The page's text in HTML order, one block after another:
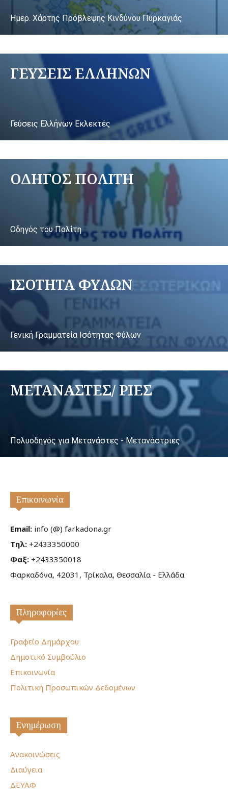
Ημερ. Χάρτης Πρόβλεψης Κινδύνου Πυρκαγιάς
ΓΕΥΣΕΙΣ ΕΛΛΗΝΩΝ
Γεύσεις Ελλήνων Εκλεκτές
ΟΔΗΓΟΣ ΠΟΛΙΤΗ
Οδηγός του Πολίτη
ΙΣΟΤΗΤΑ ΦΥΛΩΝ
Γενική Γραμματεία Ισότητας Φύλων
ΜΕΤΑΝΑΣΤΕΣ/ ΡΙΕΣ
Πολυοδηγός για Μετανάστες - Μετανάστριες
Επικοινωνία
Email: info (@) farkadona.gr
Τηλ: +2433350000
Φαξ: +2433350018
Φαρκαδόνα, 42031, Τρίκαλα, Θεσσαλία - Ελλάδα
Πληροφορίες
Γραφείο Δημάρχου
Δημοτικό Συμβούλιο
Επικοινωνία
Πολιτική Προσωπικών Δεδομένων
Ενημέρωση
Ανακοινώσεις
Διαύγεια
ΔΕΥΑΦ